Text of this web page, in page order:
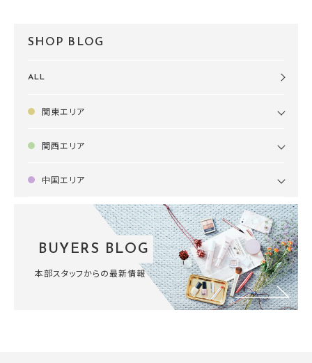
SHOP BLOG
ALL
関東エリア
関西エリア
中国エリア
BUYERS BLOG
本部スタッフからの最新情報